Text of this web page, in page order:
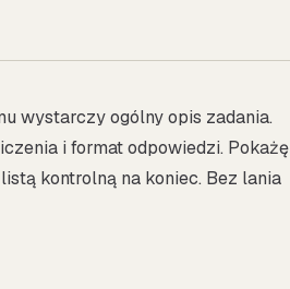
wystarczy ogólny opis zadania.
i format odpowiedzi. Pokażę
kontrolną na koniec. Bez lania